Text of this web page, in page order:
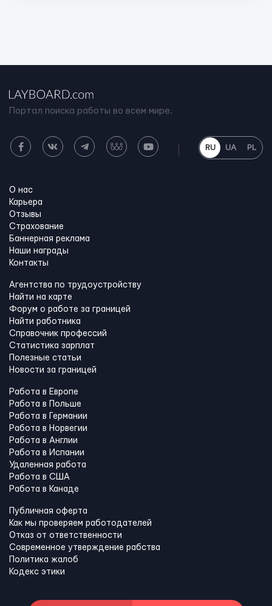
Портал поиска работы во всем мире.
RU UA PL
О нас
Карьера
Отзывы
Страхование
Баннерная реклама
Наши награды
Контакты
Агентства по трудоустройству
Найти на карте
Форум о работе за границей
Найти работника
Справочник профессий
Статистика зарплат
Полезные статьи
Новости за границей
Работа в Европе
Работа в Польше
Работа в Германии
Работа в Норвегии
Работа в Англии
Работа в Испании
Удаленная работа
Работа в США
Работа в Канадe
Публичная оферта
Как мы проверяем работодателей
Отказ от ответственности
Современное утверждение рабства
Политика жалоб
Кодекс этики